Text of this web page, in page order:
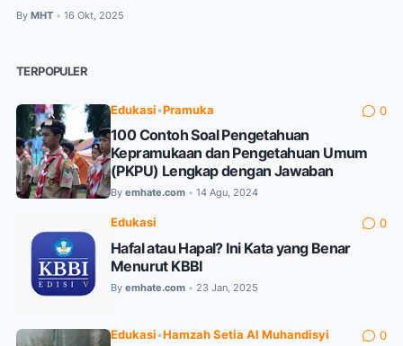
By MHT • 16 Okt, 2025
TERPOPULER
Edukasi •Pramuka 0
100 Contoh Soal Pengetahuan
Kepramukaan dan Pengetahuan Umum
(PKPU) Lengkap dengan Jawaban
By emhate.com • 14 Agu, 2024
Edukasi 0
Hafal atau Hapal? Ini Kata yang Benar
Menurut KBBI
By emhate.com • 23 Jan, 2025
Edukasi •Hamzah Setia Al Muhandisyi 0